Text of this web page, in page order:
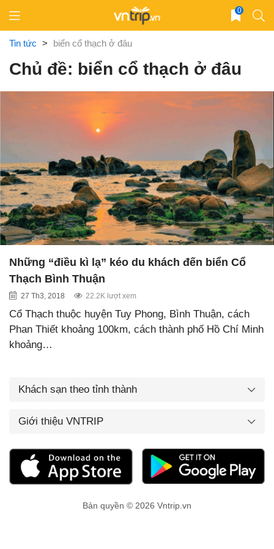
content
0
Tin tức > biển cổ thạch ở đâu
Chủ đề: biển cổ thạch ở đâu
Những “điều kì lạ” kéo du khách đến biển Cổ
Thạch Bình Thuận
27 Th3, 2018 22.2K lượt xem
Cổ Thạch thuộc huyện Tuy Phong, Bình Thuận, cách
Phan Thiết khoảng 100km, cách thành phố Hồ Chí Minh
khoảng…
Khách sạn theo tỉnh thành
Giới thiệu VNTRIP
Bản quyền © 2026 Vntrip.vn